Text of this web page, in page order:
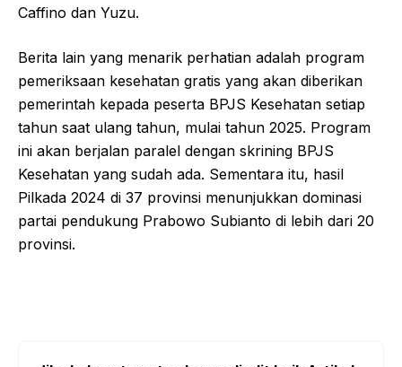
Caffino dan Yuzu.
Berita lain yang menarik perhatian adalah program
pemeriksaan kesehatan gratis yang akan diberikan
pemerintah kepada peserta BPJS Kesehatan setiap
tahun saat ulang tahun, mulai tahun 2025. Program
ini akan berjalan paralel dengan skrining BPJS
Kesehatan yang sudah ada. Sementara itu, hasil
Pilkada 2024 di 37 provinsi menunjukkan dominasi
partai pendukung Prabowo Subianto di lebih dari 20
provinsi.